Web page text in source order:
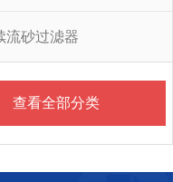
流砂过滤器
查看全部分类